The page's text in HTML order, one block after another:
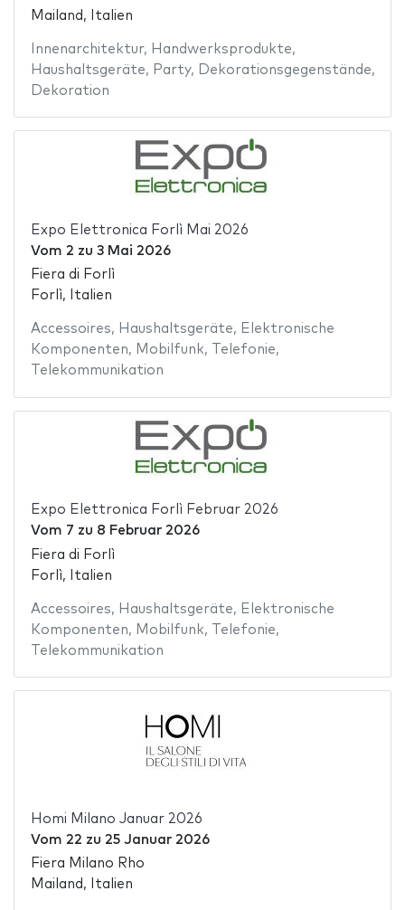
Mailand, Italien
Innenarchitektur, Handwerksprodukte,
Haushaltsgeräte, Party, Dekorationsgegenstände,
Dekoration
Expo Elettronica Forlì Mai 2026
Vom 2 zu 3 Mai 2026
Fiera di Forlì
Forlì, Italien
Accessoires, Haushaltsgeräte, Elektronische
Komponenten, Mobilfunk, Telefonie,
Telekommunikation
Expo Elettronica Forlì Februar 2026
Vom 7 zu 8 Februar 2026
Fiera di Forlì
Forlì, Italien
Accessoires, Haushaltsgeräte, Elektronische
Komponenten, Mobilfunk, Telefonie,
Telekommunikation
Homi Milano Januar 2026
Vom 22 zu 25 Januar 2026
Fiera Milano Rho
Mailand, Italien